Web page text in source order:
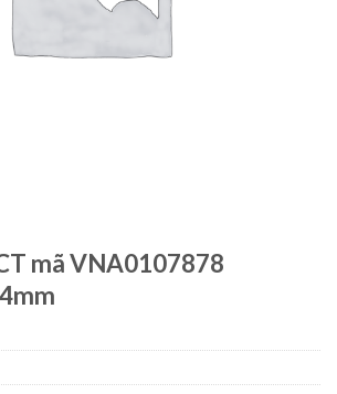
mã VNA0107878